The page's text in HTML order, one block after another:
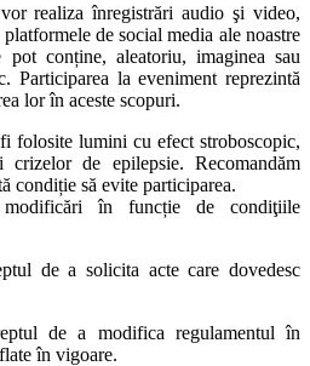
realiza înregistrări audio şi video,
de social media ale noastre
conține, aleatoriu, imaginea sau
Participarea la eveniment reprezintă
lor în aceste scopuri.
folosite lumini cu efect stroboscopic,
crizelor de epilepsie. Recomandăm
condiție să evite participarea.
modificări în funcție de condiţiile
de a solicita acte care dovedesc
de a modifica regulamentul în
în vigoare.